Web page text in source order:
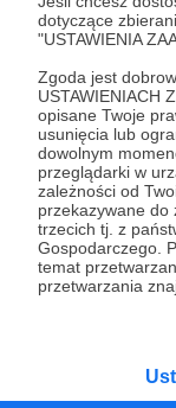
dotyczące
"USTAWIENIA
Zgoda jest
USTAWIENIACH
opisane Twoje
usunięcia lub
dowolnym
przeglądarki w
zależności od
przekazywane do
trzecich tj. z
Gospodarczego.
temat
przetwarzania
W tym
Aby
Cele
Karol Fil co
4 000 zł
miesięcznie
2
Fila i popiera to